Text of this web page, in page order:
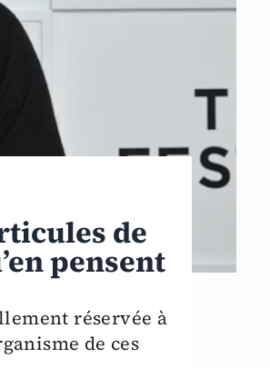
de
pensent
réservée à
de ces